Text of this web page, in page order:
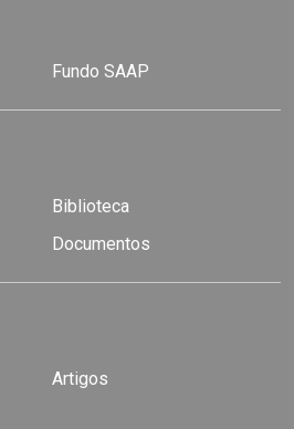
Fundo SAAP
Biblioteca
Documentos
Artigos